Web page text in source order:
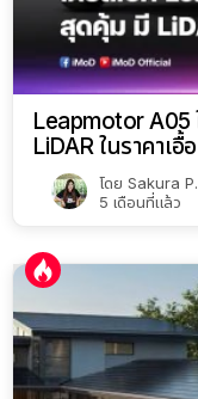
Leapmotor A05
LiDAR ในราคาเอื้
โดย Sakura P.
5 เดือนที่แล้ว